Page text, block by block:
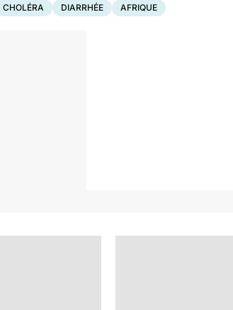
CHOLÉRA DIARRHÉE AFRIQUE